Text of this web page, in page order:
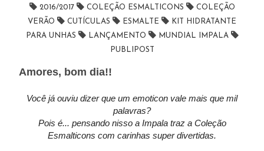
2016/2017 COLEÇÃO ESMALTICONS
COLEÇÃO
VERÃO
CUTÍCULAS ESMALTE
KIT HIDRATANTE
PARA UNHAS
LANÇAMENTO
MUNDIAL IMPALA
PUBLIPOST
Amores, bom dia!!
Você já ouviu dizer que um emoticon vale mais que mil
palavras?
Pois é... pensando nisso a Impala traz a Coleção
Esmalticons com carinhas super divertidas.